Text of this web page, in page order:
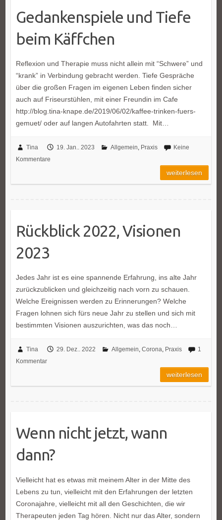
Gedankenspiele und Tiefe
beim Käffchen
Reflexion und Therapie muss nicht allein mit “Schwere” und
“krank” in Verbindung gebracht werden. Tiefe Gespräche
über die großen Fragen im eigenen Leben finden sicher
auch auf Friseurstühlen, mit einer Freundin im Cafe
http://blog.tina-knape.de/2019/06/02/kaffee-trinken-fuers-
gemuet/ oder auf langen Autofahrten statt. Mit…
Tina 19. Jan.. 2023 Allgemein, Praxis
Keine
Kommentare
weiterlesen
Rückblick 2022, Visionen
2023
Jedes Jahr ist es eine spannende Erfahrung, ins alte Jahr
zurückzublicken und gleichzeitig nach vorn zu schauen.
Welche Ereignissen werden zu Erinnerungen? Welche
Fragen lohnen sich fürs neue Jahr zu stellen und sich mit
bestimmten Visionen auszurichten, was das noch…
Tina 29. Dez.. 2022 Allgemein, Corona, Praxis
1
Kommentar
weiterlesen
Wenn nicht jetzt, wann
dann?
Vielleicht hat es etwas mit meinem Alter in der Mitte des
Lebens zu tun, vielleicht mit den Erfahrungen der letzten
Coronajahre, vielleicht mit all den Geschichten, die wir
Therapeuten jeden Tag hören. Nicht nur das Alter, sondern